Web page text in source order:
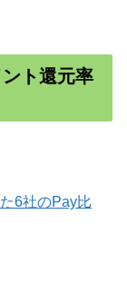
ト還元率
6社のPay比